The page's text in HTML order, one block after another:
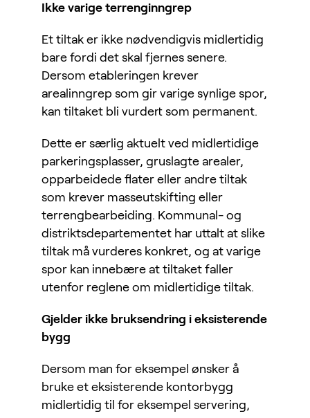
Ikke varige terrenginngrep
Et tiltak er ikke nødvendigvis midlertidig
bare fordi det skal fjernes senere.
Dersom etableringen krever
arealinngrep som gir varige synlige spor,
kan tiltaket bli vurdert som permanent.
Dette er særlig aktuelt ved midlertidige
parkeringsplasser, gruslagte arealer,
opparbeidede flater eller andre tiltak
som krever masseutskifting eller
terrengbearbeiding. Kommunal- og
distriktsdepartementet har uttalt at slike
tiltak må vurderes konkret, og at varige
spor kan innebære at tiltaket faller
utenfor reglene om midlertidige tiltak.
Gjelder ikke bruksendring i eksisterende
bygg
Dersom man for eksempel ønsker å
bruke et eksisterende kontorbygg
midlertidig til for eksempel servering,